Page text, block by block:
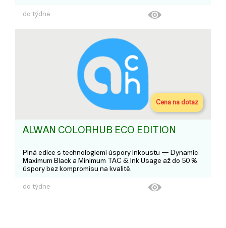
do týdne
Cena na dotaz
ALWAN COLORHUB ECO EDITION
Plná edice s technologiemi úspory inkoustu — Dynamic
Maximum Black a Minimum TAC & Ink Usage až do 50 %
úspory bez kompromisu na kvalitě.
do týdne